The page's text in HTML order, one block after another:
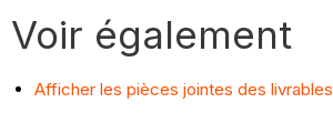
Voir également
Afficher les pièces jointes des livrables